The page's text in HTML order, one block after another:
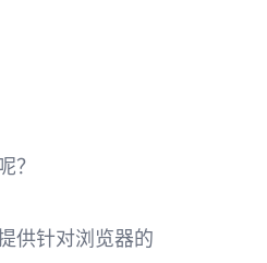
？
供针对浏览器的